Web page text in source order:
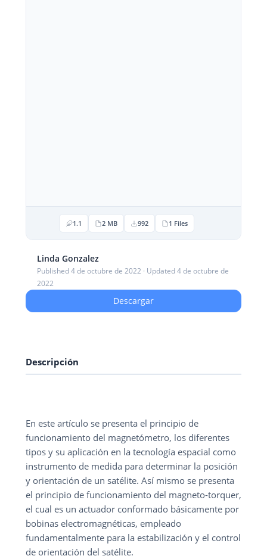
1.1 2 MB 992 1 Files
Linda Gonzalez
Published 4 de octubre de 2022 · Updated 4 de octubre de
2022
Descargar
Descripción
En este artículo se presenta el principio de
funcionamiento del magnetómetro, los diferentes
tipos y su aplicación en la tecnología espacial como
instrumento de medida para determinar la posición
y orientación de un satélite. Así mismo se presenta
el principio de funcionamiento del magneto-torquer,
el cual es un actuador conformado básicamente por
bobinas electromagnéticas, empleado
fundamentalmente para la estabilización y el control
de orientación del satélite.